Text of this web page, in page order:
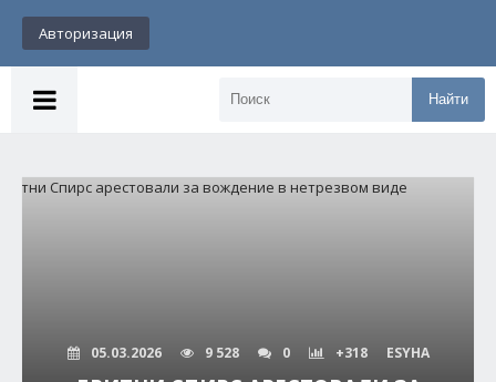
Авторизация
Найти
05.03.2026 9 528 0 +318 ESYHA